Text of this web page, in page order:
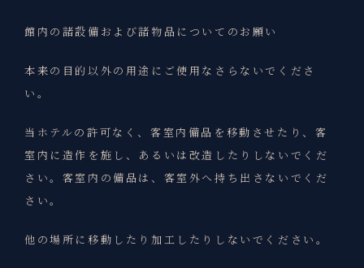
館内の諸設備および諸物品についてのお願い
本来の目的以外の用途にご使用なさらないでくださ
い。
当ホテルの許可なく、客室内備品を移動させたり、客
室内に造作を施し、あるいは改造したりしないでくだ
さい。客室内の備品は、客室外へ持ち出さないでくだ
さい。
他の場所に移動したり加工したりしないでください。